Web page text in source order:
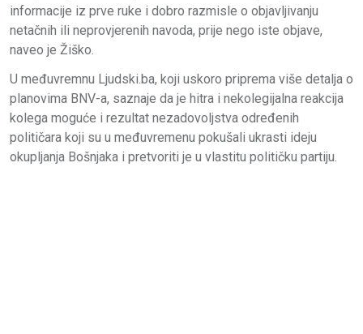
informacije iz prve ruke i dobro razmisle o objavljivanju
netačnih ili neprovjerenih navoda, prije nego iste objave,
naveo je Žiško.
U međuvremnu Ljudski.ba, koji uskoro priprema više detalja o
planovima BNV-a, saznaje da je hitra i nekolegijalna reakcija
kolega moguće i rezultat nezadovoljstva određenih
političara koji su u međuvremenu pokušali ukrasti ideju
okupljanja Bošnjaka i pretvoriti je u vlastitu političku partiju.